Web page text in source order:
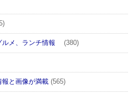
ルメ、ランチ情報 (380)
報と画像が満載 (565)